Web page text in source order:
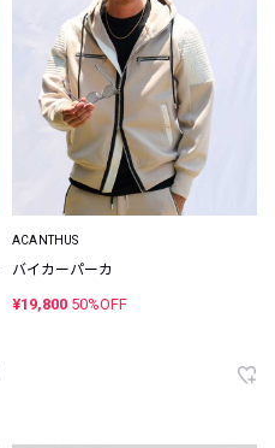
ACANTHUS
バイカーパーカ
¥19,800 50%OFF